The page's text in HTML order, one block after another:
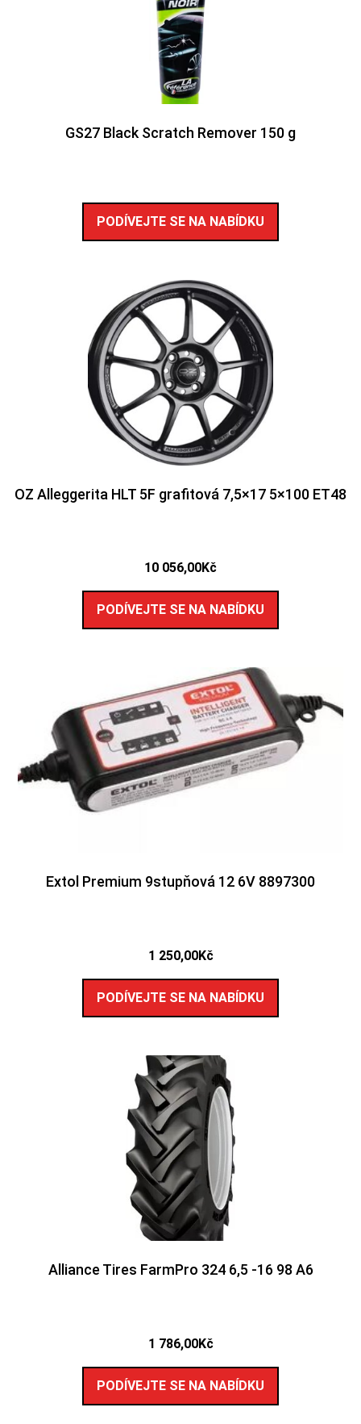
GS27 Black Scratch Remover 150 g
PODÍVEJTE SE NA NABÍDKU
OZ Alleggerita HLT 5F grafitová 7,5×17 5×100 ET48
10 056,00Kč
PODÍVEJTE SE NA NABÍDKU
Extol Premium 9stupňová 12 6V 8897300
1 250,00Kč
PODÍVEJTE SE NA NABÍDKU
Alliance Tires FarmPro 324 6,5 -16 98 A6
1 786,00Kč
PODÍVEJTE SE NA NABÍDKU